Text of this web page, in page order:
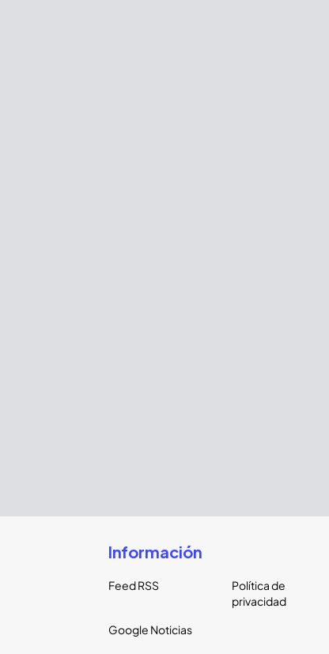
Información
Feed RSS
Política de
privacidad
Google Noticias